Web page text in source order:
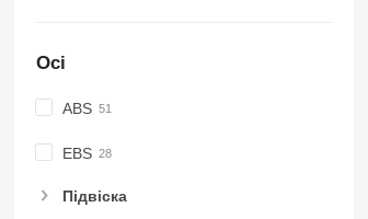
Осі
ABS
EBS
Підвіска